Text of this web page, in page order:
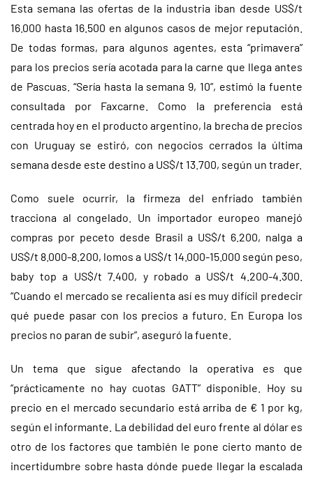
Esta semana las ofertas de la industria iban desde US$/t
16.000 hasta 16.500 en algunos casos de mejor reputación.
De todas formas, para algunos agentes, esta “primavera”
para los precios sería acotada para la carne que llega antes
de Pascuas. “Sería hasta la semana 9, 10”, estimó la fuente
consultada por Faxcarne. Como la preferencia está
centrada hoy en el producto argentino, la brecha de precios
con Uruguay se estiró, con negocios cerrados la última
semana desde este destino a US$/t 13.700, según un trader.
Como suele ocurrir, la firmeza del enfriado también
tracciona al congelado. Un importador europeo manejó
compras por peceto desde Brasil a US$/t 6.200, nalga a
US$/t 8.000-8.200, lomos a US$/t 14.000-15.000 según peso,
baby top a US$/t 7.400, y robado a US$/t 4.200-4.300.
“Cuando el mercado se recalienta así es muy difícil predecir
qué puede pasar con los precios a futuro. En Europa los
precios no paran de subir”, aseguró la fuente.
Un tema que sigue afectando la operativa es que
“prácticamente no hay cuotas GATT” disponible. Hoy su
precio en el mercado secundario está arriba de € 1 por kg,
según el informante. La debilidad del euro frente al dólar es
otro de los factores que también le pone cierto manto de
incertidumbre sobre hasta dónde puede llegar la escalada